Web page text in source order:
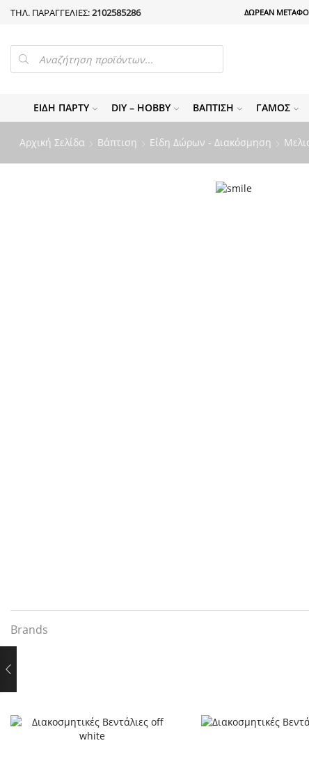
ΤΗΛ. ΠΑΡΑΓΓΕΛΙΕΣ:2102585286 ΔΩΡΕΑΝ
PRODUCTS
SEARCH
ΕΊΔΗ ΠΆΡΤΥ DIY – HOBBY ΒΆΠΤΙΣΗ ΓΆΜΟΣ
Αρχική Σελίδα Βάπτιση Είδη Δώρων - Διακόσμηση
Brands